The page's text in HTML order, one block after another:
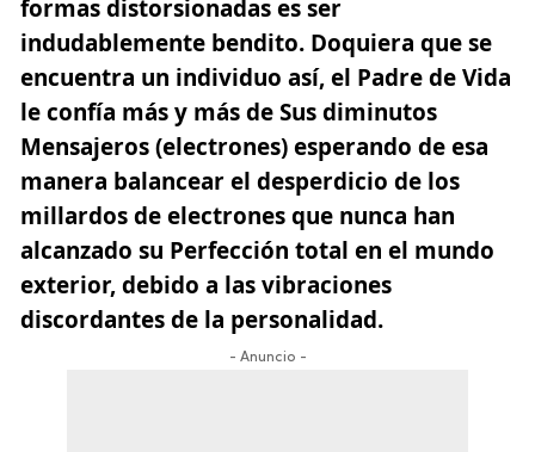
formas distorsionadas es ser
indudablemente bendito. Doquiera que se
encuentra un individuo así, el Padre de Vida
le confía más y más de Sus diminutos
Mensajeros (electrones) esperando de esa
manera balancear el desperdicio de los
millardos de electrones que nunca han
alcanzado su Perfección total en el mundo
exterior, debido a las vibraciones
discordantes de la personalidad.
- Anuncio -